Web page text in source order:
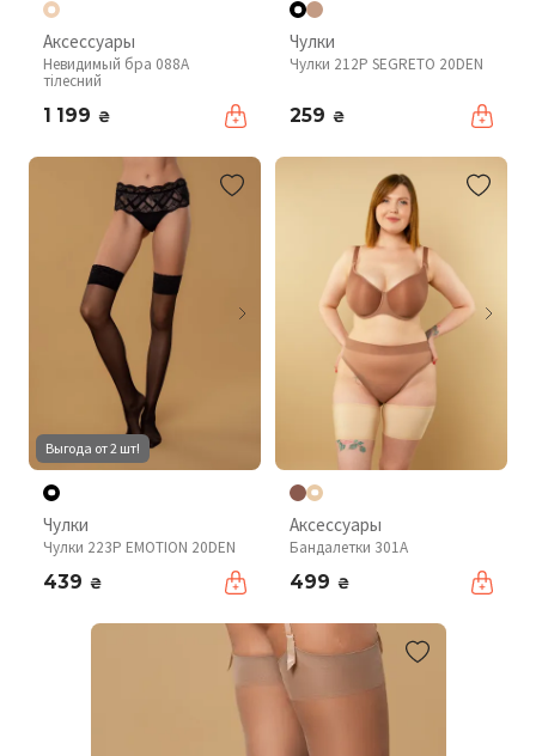
Аксессуары
Невидимый бра 088A
тілесний
1 199 ₴
Чулки
Чулки 212P SEGRETO 20DEN
259 ₴
Выгода от 2 шт!
Чулки
Чулки 223P EMOTION 20DEN
439 ₴
Аксессуары
Бандалетки 301A
499 ₴